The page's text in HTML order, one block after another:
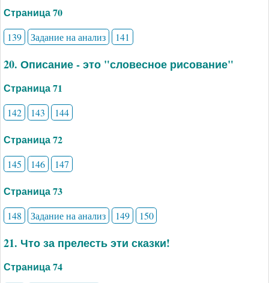
Страница 70
139 Задание на анализ 141
20. Описание - это "словесное рисование"
Страница 71
142 143 144
Страница 72
145 146 147
Страница 73
148 Задание на анализ 149 150
21. Что за прелесть эти сказки!
Страница 74